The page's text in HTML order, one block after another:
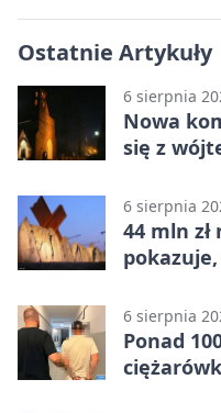
Ostatnie Artykuły
6 sierpnia
Nowa
się z
6 sierpnia
44 mln
6 sierpnia
Ponad